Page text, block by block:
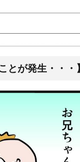
とが発生・・・】